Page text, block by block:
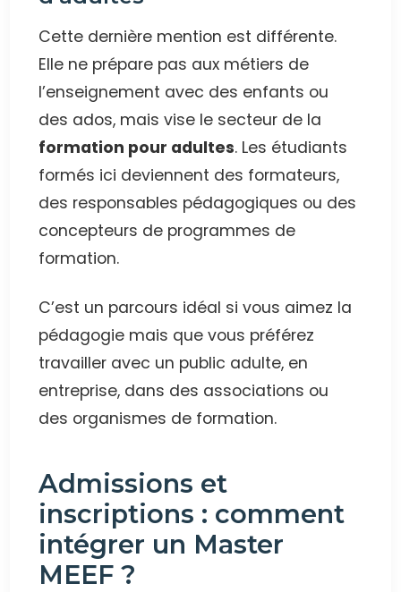
Cette dernière mention est différente.
Elle ne prépare pas aux métiers de
l’enseignement avec des enfants ou
des ados, mais vise le secteur de la
formation pour adultes. Les étudiants
formés ici deviennent des formateurs,
des responsables pédagogiques ou des
concepteurs de programmes de
formation.
C’est un parcours idéal si vous aimez la
pédagogie mais que vous préférez
travailler avec un public adulte, en
entreprise, dans des associations ou
des organismes de formation.
Admissions et
inscriptions : comment
intégrer un Master
MEEF ?